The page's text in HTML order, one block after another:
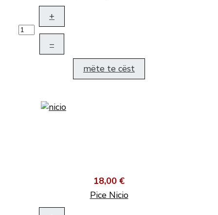
+
–
mëte te cëst
18,00 €
Pice Nicio